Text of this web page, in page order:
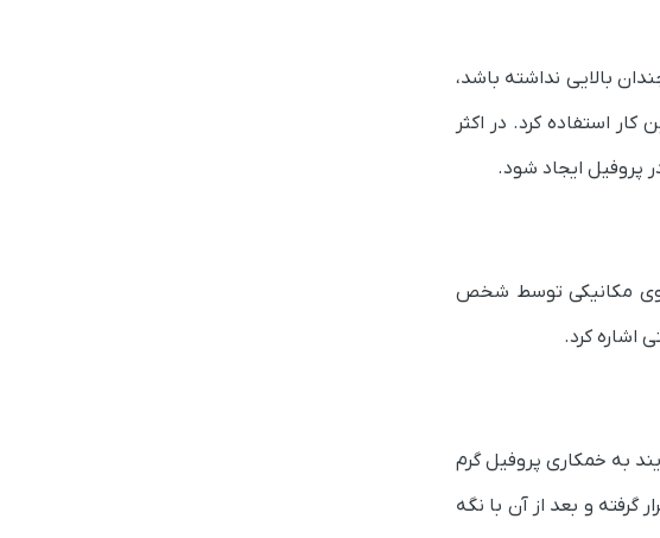
بالایی نداشته باشد،
کار استفاده کرد. در اکثر
پروفیل ایجاد شود.
مکانیکی توسط شخص
به خمکاری پروفیل گرم
گرفته و بعد از آن با نگه